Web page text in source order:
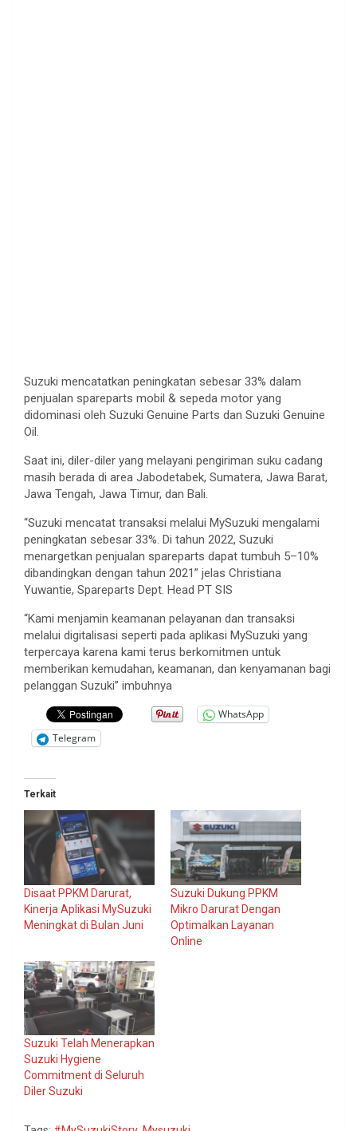
Suzuki mencatatkan peningkatan sebesar 33% dalam
penjualan spareparts mobil & sepeda motor yang
didominasi oleh Suzuki Genuine Parts dan Suzuki Genuine
Oil.
Saat ini, diler-diler yang melayani pengiriman suku cadang
masih berada di area Jabodetabek, Sumatera, Jawa Barat,
Jawa Tengah, Jawa Timur, dan Bali.
“Suzuki mencatat transaksi melalui MySuzuki mengalami
peningkatan sebesar 33%. Di tahun 2022, Suzuki
menargetkan penjualan spareparts dapat tumbuh 5–10%
dibandingkan dengan tahun 2021” jelas Christiana
Yuwantie, Spareparts Dept. Head PT SIS
“Kami menjamin keamanan pelayanan dan transaksi
melalui digitalisasi seperti pada aplikasi MySuzuki yang
terpercaya karena kami terus berkomitmen untuk
memberikan kemudahan, keamanan, dan kenyamanan bagi
pelanggan Suzuki” imbuhnya
WhatsApp
Telegram
Terkait
Disaat PPKM Darurat,
Kinerja Aplikasi MySuzuki
Meningkat di Bulan Juni
Suzuki Dukung PPKM
Mikro Darurat Dengan
Optimalkan Layanan
Online
Suzuki Telah Menerapkan
Suzuki Hygiene
Commitment di Seluruh
Diler Suzuki